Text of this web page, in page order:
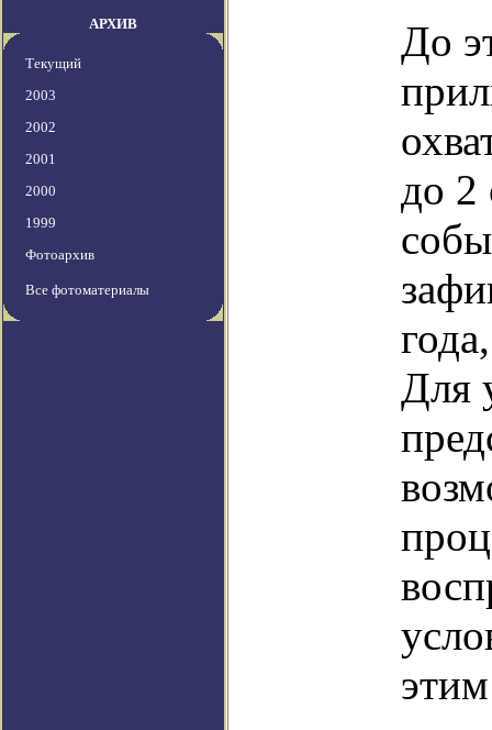
АРХИВ
Текущий
2003
2002
2001
2000
1999
Фотоархив
Все фотоматериалы
До
до 2
Для